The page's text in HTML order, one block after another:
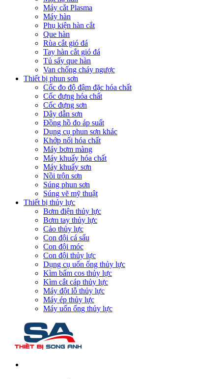
Máy cắt Plasma
Máy hàn
Phụ kiện hàn cắt
Que hàn
Rùa cắt gió đá
Tay hàn cắt gió đá
Tủ sấy que hàn
Van chống cháy ngược
Thiết bị phun sơn
Cốc đo độ đậm đặc hóa chất
Cốc đựng hóa chất
Cốc đựng sơn
Dây dẫn sơn
Đồng hồ đo áp suất
Dụng cụ phun sơn khác
Khớp nối hóa chất
Máy bơm màng
Máy khuấy hóa chất
Máy khuấy sơn
Nồi trộn sơn
Súng phun sơn
Súng vẽ mỹ thuật
Thiết bị thủy lực
Bơm điện thủy lực
Bơm tay thủy lực
Cảo thủy lực
Con đội cá sấu
Con đội móc
Con đội thủy lực
Dụng cụ uốn ống thủy lực
Kìm bấm cos thủy lực
Kìm cắt cáp thủy lực
Máy đột lỗ thủy lực
Máy ép thủy lực
Máy uốn ống thủy lực